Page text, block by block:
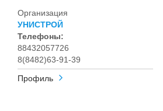
Организация
УНИСТРОЙ
Телефоны:
88432057726
8(8482)63-91-39
Профиль